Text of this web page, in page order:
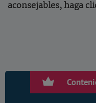
aconsejables, haga